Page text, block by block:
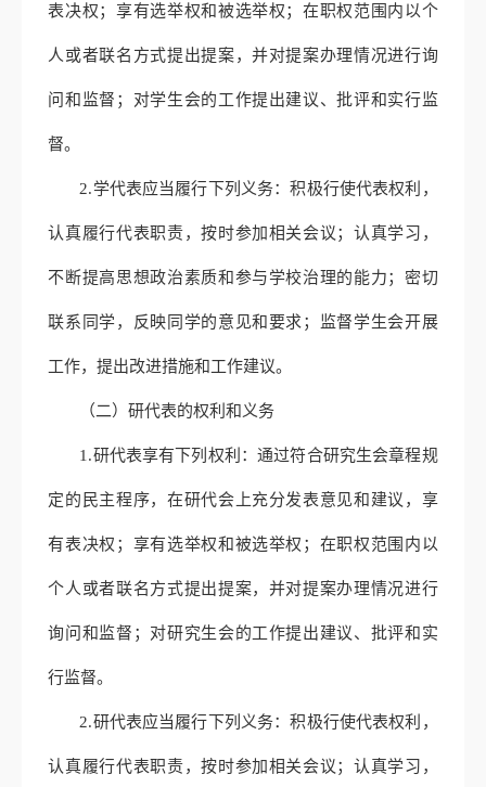
表决权；享有选举权和被选举权；在职权范围内以个
人或者联名方式提出提案，并对提案办理情况进行询
问和监督；对学生会的工作提出建议、批评和实行监
督。
2.学代表应当履行下列义务：积极行使代表权利，
认真履行代表职责，按时参加相关会议；认真学习，
不断提高思想政治素质和参与学校治理的能力；密切
联系同学，反映同学的意见和要求；监督学生会开展
工作，提出改进措施和工作建议。
（二）研代表的权利和义务
1.研代表享有下列权利：通过符合研究生会章程规
定的民主程序，在研代会上充分发表意见和建议，享
有表决权；享有选举权和被选举权；在职权范围内以
个人或者联名方式提出提案，并对提案办理情况进行
询问和监督；对研究生会的工作提出建议、批评和实
行监督。
2.研代表应当履行下列义务：积极行使代表权利，
认真履行代表职责，按时参加相关会议；认真学习，